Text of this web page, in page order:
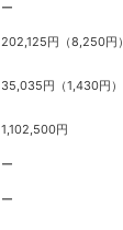
ー
202,125円（8,250円）
35,035円（1,430円）
1,102,500円
ー
ー